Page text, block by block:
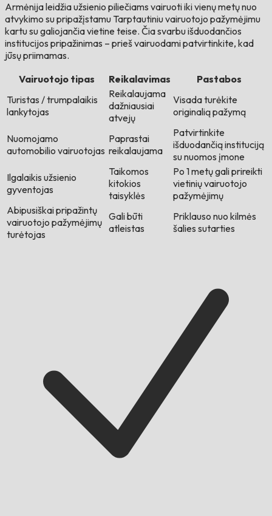
Armėnija leidžia užsienio piliečiams vairuoti iki vienų metų nuo
atvykimo su pripažįstamu Tarptautiniu vairuotojo pažymėjimu
kartu su galiojančia vietine teise. Čia svarbu išduodančios
institucijos pripažinimas – prieš vairuodami patvirtinkite, kad
jūsų priimamas.
Vairuotojo tipas
Reikalavimas
Pastabos
Turistas / trumpalaikis
lankytojas
Reikalaujama
dažniausiai
atvejų
Visada turėkite
originalią pažymą
Nuomojamo
automobilio vairuotojas
Paprastai
reikalaujama
Patvirtinkite
išduodančią instituciją
su nuomos įmone
Ilgalaikis užsienio
gyventojas
Taikomos
kitokios
taisyklės
Po 1 metų gali prireikti
vietinių vairuotojo
pažymėjimų
Abipusiškai pripažintų
vairuotojo pažymėjimų
turėtojas
Gali būti
atleistas
Priklauso nuo kilmės
šalies sutarties